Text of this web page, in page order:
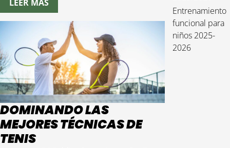
LEER MÁS
DOMINANDO LAS
MEJORES TÉCNICAS DE
TENIS
Entrenamiento
funcional para
niños 2025-
2026